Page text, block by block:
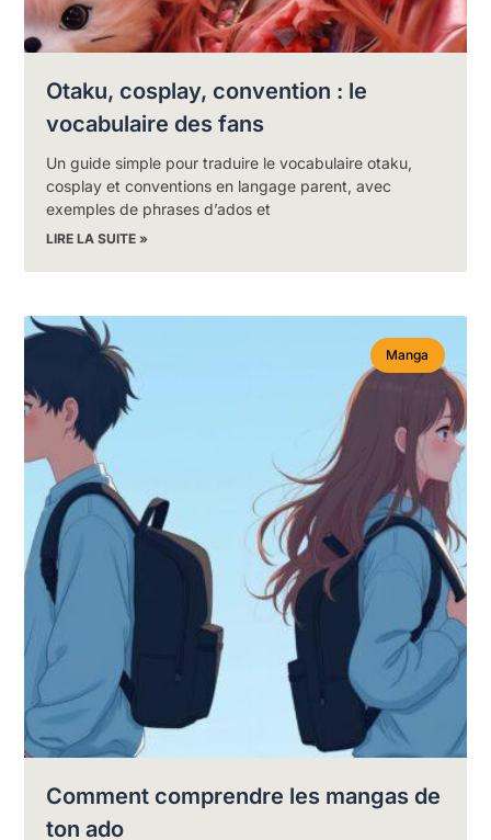
Otaku, cosplay, convention : le
vocabulaire des fans
Un guide simple pour traduire le vocabulaire otaku,
cosplay et conventions en langage parent, avec
exemples de phrases d’ados et
LIRE LA SUITE »
Manga
Comment comprendre les mangas de
ton ado